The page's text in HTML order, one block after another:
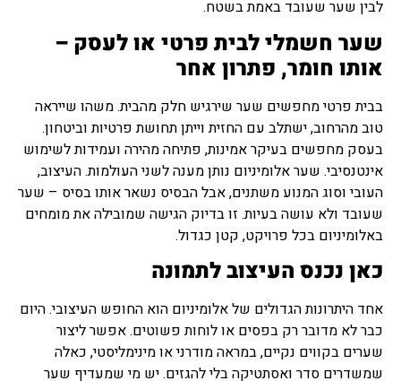
לבין שער שעובד באמת בשטח.
שער חשמלי לבית פרטי או לעסק –
אותו חומר, פתרון אחר
בבית פרטי מחפשים שער שירגיש חלק מהבית. משהו שייראה
טוב מהרחוב, ישתלב עם החזית וייתן תחושת פרטיות וביטחון.
בעסק מחפשים בעיקר אמינות, פתיחה מהירה ועמידות לשימוש
אינטנסיבי. שער אלומיניום נותן מענה לשני העולמות. העיצוב,
העובי וסוג המנוע משתנים, אבל הבסיס נשאר אותו בסיס – שער
שעובד ולא עושה בעיות. זו בדיוק הגישה שמובילה את מומחים
באלומיניום בכל פרויקט, קטן כגדול.
כאן נכנס העיצוב לתמונה
אחד היתרונות הגדולים של אלומיניום הוא החופש העיצובי. היום
כבר לא מדובר רק בפסים או לוחות פשוטים. אפשר ליצור
שערים בקווים נקיים, במראה מודרני או מינימליסטי, כאלה
שמשדרים סדר ואסתטיקה בלי להגזים. יש מי שמעדיף שער